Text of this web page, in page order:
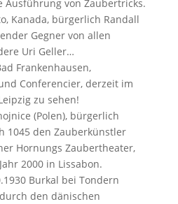
Ausführung von Zaubertricks.
Kanada, bürgerlich Randall
Gegner von allen
Uri Geller…
Frankenhausen,
Conferencier, derzeit im
zu sehen!
(Polen), bürgerlich
1045 den Zauberkünstler
Hornungs Zaubertheater,
2000 in Lissabon.
Burkal bei Tondern
den dänischen